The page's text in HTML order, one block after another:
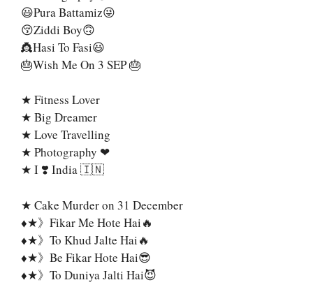
😃Pura Battamiz😜
😚Ziddi Boy🙃
👸Hasi To Fasi😃
🎂Wish Me On 3 SEP 🎂
★ Fitness Lover
★ Big Dreamer
★ Love Travelling
★ Photography ❤
★ I ❣️ India 🇮🇳
★ Cake Murder on 31 December
♦️★》Fikar Me Hote Hai🔥
♦️★》To Khud Jalte Hai🔥
♦️★》Be Fikar Hote Hai😎
♦️★》To Duniya Jalti Hai😈